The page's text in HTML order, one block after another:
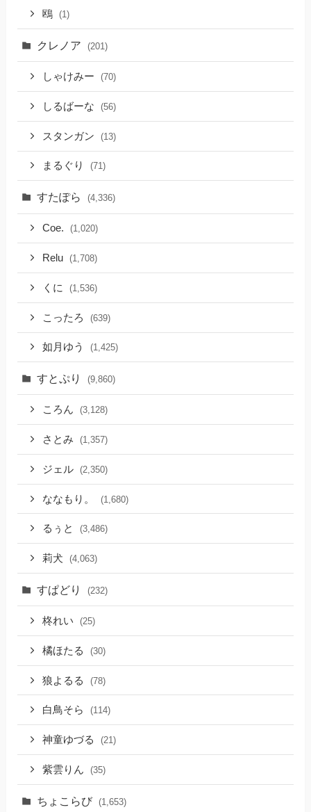
鴎 (1)
クレノア (201)
しゃけみー (70)
しるばーな (56)
スタンガン (13)
まるぐり (71)
すたぽら (4,336)
Coe. (1,020)
Relu (1,708)
くに (1,536)
こったろ (639)
如月ゆう (1,425)
すとぷり (9,860)
ころん (3,128)
さとみ (1,357)
ジェル (2,350)
ななもり。 (1,680)
るぅと (3,486)
莉犬 (4,063)
すぱどり (232)
柊れい (25)
橘ほたる (30)
狼よるる (78)
白鳥そら (114)
神童ゆづる (21)
紫雲りん (35)
ちょこらび (1,653)